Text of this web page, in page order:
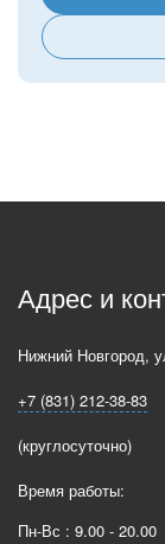
Адрес и
Нижний Новгород,
+7 (831) 212-38-83
(круглосуточно)
Время работы:
Пн-Вс : 9.00 - 20.00